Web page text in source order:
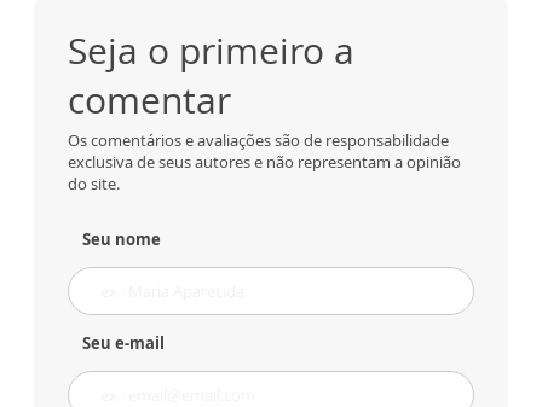
Seja o primeiro a
comentar
Os comentários e avaliações são de responsabilidade
exclusiva de seus autores e não representam a opinião
do site.
Seu nome
Seu e-mail